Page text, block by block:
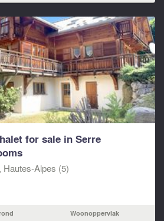
for sale in Serre
Alpes (5)
Woonoppervlak